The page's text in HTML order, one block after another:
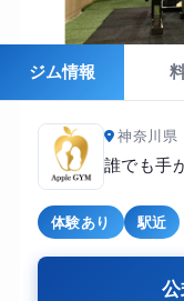
ジム情報
神奈川県
誰でも手
体験あり 駅近